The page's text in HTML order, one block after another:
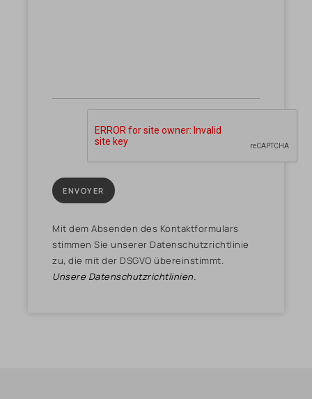
Mit dem Absenden des Kontaktformulars
stimmen Sie unserer Datenschutzrichtlinie
zu, die mit der DSGVO übereinstimmt.
Unsere Datenschutzrichtlinien.